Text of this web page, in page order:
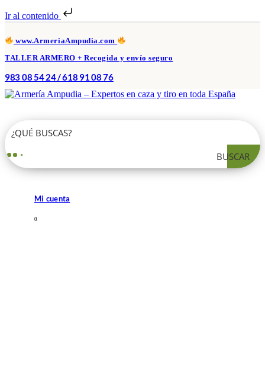
Ir al contenido
www.ArmeriaAmpudia.com
TALLER ARMERO + Recogida y envío seguro
983 08 54 24 / 618 91 08 76
BUSCAR
Mi cuenta
0